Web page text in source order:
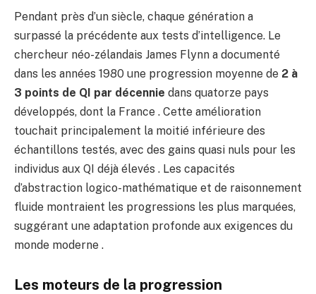
Pendant près d’un siècle, chaque génération a
surpassé la précédente aux tests d’intelligence. Le
chercheur néo-zélandais James Flynn a documenté
dans les années 1980 une progression moyenne de 2 à
3 points de QI par décennie dans quatorze pays
développés, dont la France . Cette amélioration
touchait principalement la moitié inférieure des
échantillons testés, avec des gains quasi nuls pour les
individus aux QI déjà élevés . Les capacités
d’abstraction logico-mathématique et de raisonnement
fluide montraient les progressions les plus marquées,
suggérant une adaptation profonde aux exigences du
monde moderne .
Les moteurs de la progression